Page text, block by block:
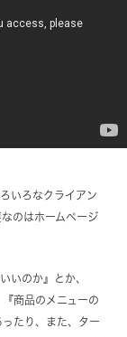
いろなクライアン
のはホームページ
いのか』とか、
商品のメニューの
たり、また、ター